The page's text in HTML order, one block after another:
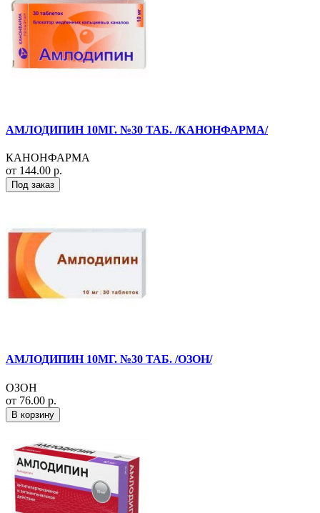
АМЛОДИПИН 10МГ. №30 ТАБ. /КАНОНФАРМА/
КАНОНФАРМА
от 144.00 р.
Под заказ
АМЛОДИПИН 10МГ. №30 ТАБ. /ОЗОН/
ОЗОН
от 76.00 р.
В корзину